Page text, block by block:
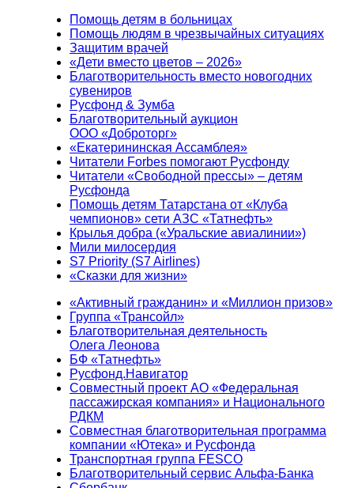
Помощь детям в больницах
Помощь людям в чрезвычайных ситуациях
Защитим врачей
«Дети вместо цветов – 2026»
Благотворительность вместо новогодних
сувениров
Русфонд & Зумба
Благотворительный аукцион
ООО «Доброторг»
«Екатерининская Ассамблея»
Читатели Forbes помогают Русфонду
Читатели «Свободной прессы» – детям
Русфонда
Помощь детям Татарстана от «Клуба
чемпионов» сети АЗС «Татнефть»
Крылья добра («Уральские авиалинии»)
Мили милосердия
S7 Priority (S7 Airlines)
«Сказки для жизни»
«Активный гражданин» и «Миллион призов»
Группа «Трансойл»
Благотворительная деятельность
Олега Леонова
БФ «Татнефть»
Русфонд.Навигатор
Совместный проект АО «Федеральная
пассажирская компания» и Национального
РДКМ
Совместная благотворительная программа
компании «Ютека» и Русфонда
Транспортная группа FESCO
Благотворительный сервис Альфа-Банка